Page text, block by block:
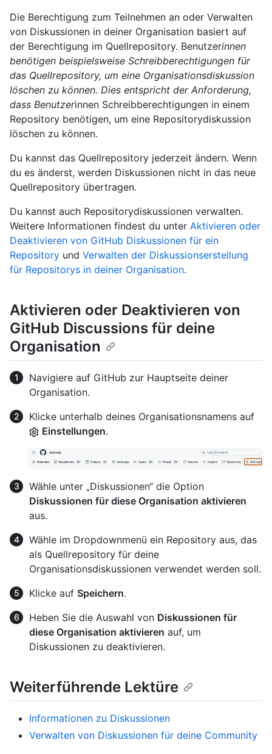
Die Berechtigung zum Teilnehmen an oder Verwalten
von Diskussionen in deiner Organisation basiert auf
der Berechtigung im Quellrepository. Benutzerinnen
benötigen beispielsweise Schreibberechtigungen für
das Quellrepository, um eine Organisationsdiskussion
löschen zu können. Dies entspricht der Anforderung,
dass Benutzerinnen Schreibberechtigungen in einem
Repository benötigen, um eine Repositorydiskussion
löschen zu können.
Du kannst das Quellrepository jederzeit ändern. Wenn
du es änderst, werden Diskussionen nicht in das neue
Quellrepository übertragen.
Du kannst auch Repositorydiskussionen verwalten.
Weitere Informationen findest du unter Aktivieren oder
Deaktivieren von GitHub Diskussionen für ein
Repository und Verwalten der Diskussionserstellung
für Repositorys in deiner Organisation.
Aktivieren oder Deaktivieren von
GitHub Discussions für deine
Organisation
Navigiere auf GitHub zur Hauptseite deiner
Organisation.
Klicke unterhalb deines Organisationsnamens auf
Einstellungen.
Wähle unter „Diskussionen“ die Option
Diskussionen für diese Organisation aktivieren
aus.
Wähle im Dropdownmenü ein Repository aus, das
als Quellrepository für deine
Organisationsdiskussionen verwendet werden soll.
Klicke auf Speichern.
Heben Sie die Auswahl von Diskussionen für
diese Organisation aktivieren auf, um
Diskussionen zu deaktivieren.
Weiterführende Lektüre
Informationen zu Diskussionen
Verwalten von Diskussionen für deine Community